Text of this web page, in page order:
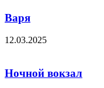
Варя
12.03.2025
Ночной вокзал